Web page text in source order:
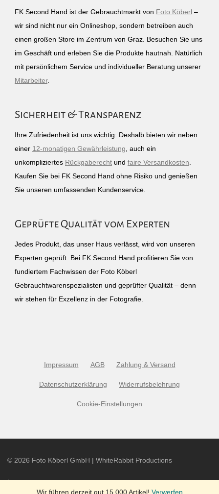
Wir führen derzeit gut 15.000 Artikel! Verwerfen
FK Second Hand ist der Gebrauchtmarkt von Foto Köberl –
wir sind nicht nur ein Onlineshop, sondern betreiben auch
einen großen Store im Zentrum von Graz. Besuchen Sie uns
im Geschäft und erleben Sie die Produkte hautnah. Natürlich
mit persönlichem Service und individueller Beratung unserer
Mitarbeiter.
Sicherheit & Transparenz
Ihre Zufriedenheit ist uns wichtig: Deshalb bieten wir neben
einer 12-monatigen Gewährleistung , auch ein
unkompliziertes Rückgaberecht und faire Versandkosten
Kaufen Sie bei FK Second Hand ohne Risiko und genießen
Sie unseren umfassenden Kundenservice.
Geprüfte Qualität vom Experten
Jedes Produkt, das unser Haus verlässt, wird von unseren
Experten geprüft. Bei FK Second Hand profitieren Sie von
fundiertem Fachwissen der Foto Köberl
Gebrauchtwarenspezialisten und geprüfter Qualität – denn
wir stehen für Exzellenz in der Fotografie.
Impressum AGB Zahlung & Versand
Datenschutzerklärung Widerrufsbelehrung
Cookie-Einstellungen
© 2026 Foto Köberl GmbH | WhiteRabbit Productions